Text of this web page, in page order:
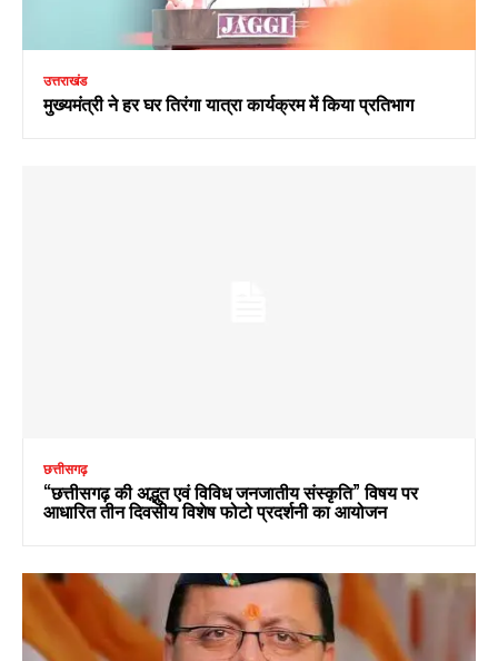
उत्तराखंड
मुख्यमंत्री ने हर घर तिरंगा यात्रा कार्यक्रम में किया प्रतिभाग
छत्तीसगढ़
“छत्तीसगढ़ की अद्भुत एवं विविध जनजातीय संस्कृति” विषय पर
आधारित तीन दिवसीय विशेष फोटो प्रदर्शनी का आयोजन